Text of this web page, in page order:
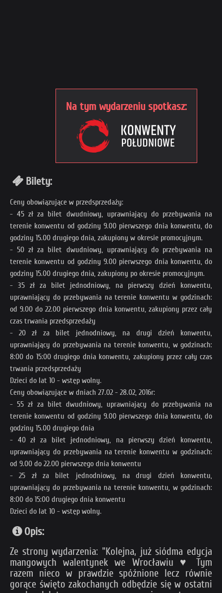
Na tym wydarzeniu spotkasz:
Bilety:
Ceny obowiązujące w przedsprzedaży:
- 45 zł za bilet dwudniowy, uprawniający do przebywania na
terenie konwentu od godziny 9.00 pierwszego dnia konwentu, do
godziny 15.00 drugiego dnia, zakupiony w okresie promocyjnym.
- 50 zł za bilet dwudniowy, uprawniający do przebywania na
terenie konwentu od godziny 9.00 pierwszego dnia konwentu, do
godziny 15.00 drugiego dnia, zakupiony po okresie promocyjnym.
- 35 zł za bilet jednodniowy, na pierwszy dzień konwentu,
uprawniający do przebywania na terenie konwentu w godzinach:
od 9.00 do 22.00 pierwszego dnia konwentu, zakupiony przez cały
czas trwania przedsprzedaży
- 20 zł za bilet jednodniowy, na drugi dzień konwentu,
uprawniający do przebywania na terenie konwentu, w godzinach:
8:00 do 15:00 drugiego dnia konwentu, zakupiony przez cały czas
trwania przedsprzedaży
Dzieci do lat 10 - wstęp wolny.
Ceny obowiązujące w dniach 27.02 - 28.02, 2016r:
- 55 zł za bilet dwudniowy, uprawniający do przebywania na
terenie konwentu od godziny 9.00 pierwszego dnia konwentu, do
godziny 15.00 drugiego dnia
- 40 zł za bilet jednodniowy, na pierwszy dzień konwentu,
uprawniający do przebywania na terenie konwentu w godzinach:
od 9.00 do 22.00 pierwszego dnia konwentu
- 25 zł za bilet jednodniowy, na drugi dzień konwentu,
uprawniający do przebywania na terenie konwentu, w godzinach:
8:00 do 15:00 drugiego dnia konwentu
Dzieci do lat 10 - wstęp wolny.
Opis:
Ze strony wydarzenia: "Kolejna, już siódma edycja
mangowych walentynek we Wrocławiu ♥ Tym
razem nieco w prawdzie spóźnione lecz równie
gorące święto zakochanych odbędzie się w ostatni